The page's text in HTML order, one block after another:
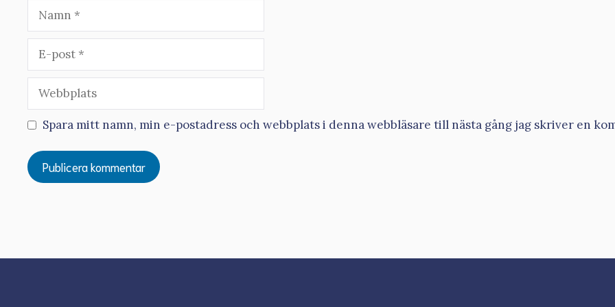
post
Webbplats
Spara mitt namn, min e-postadress och webbplats i denna webbläsare till nästa gång jag skriver en